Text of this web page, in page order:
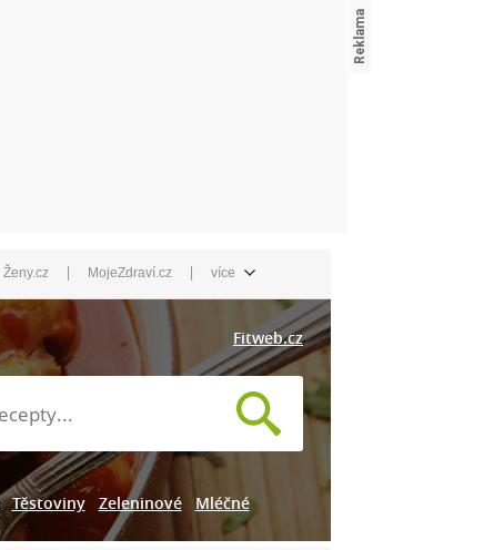
Ženy.cz | MojeZdraví.cz | více
Fitweb.cz
Těstoviny Zeleninové Mléčné